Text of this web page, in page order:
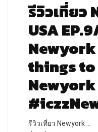
รีวิวเที่ยว
USA
Newyork
things
Newyork
รีวิวเที่ยว Newyork …